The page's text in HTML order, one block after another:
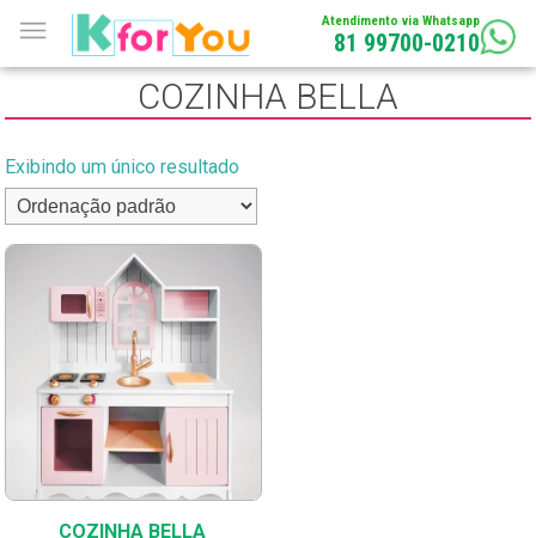
Atendimento via Whatsapp
81 99700-0210
COZINHA BELLA
Exibindo um único resultado
COZINHA BELLA